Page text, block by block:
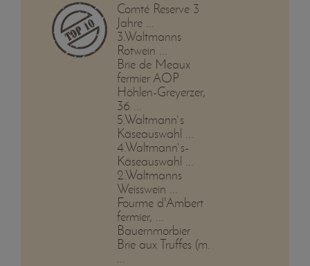
Comté Reserve 3
Jahre ...
3.Waltmanns
Rotwein ...
Brie de Meaux
fermier AOP
Höhlen-Greyerzer,
36 ...
5.Waltmann`s
Käseauswahl ...
4.Waltmann`s-
Käseauswahl ...
2.Waltmanns
Weisswein ...
Fourme d'Ambert
fermier, ...
Bauernmorbier
Brie aux Truffes (m.
...